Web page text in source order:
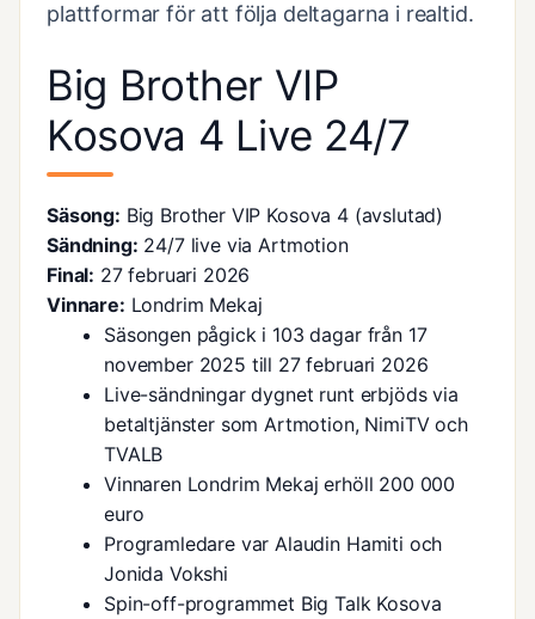
plattformar för att följa deltagarna i realtid.
Big Brother VIP
Kosova 4 Live 24/7
Säsong: Big Brother VIP Kosova 4 (avslutad)
Sändning: 24/7 live via Artmotion
Final: 27 februari 2026
Vinnare: Londrim Mekaj
Säsongen pågick i 103 dagar från 17
november 2025 till 27 februari 2026
Live-sändningar dygnet runt erbjöds via
betaltjänster som Artmotion, NimiTV och
TVALB
Vinnaren Londrim Mekaj erhöll 200 000
euro
Programledare var Alaudin Hamiti och
Jonida Vokshi
Spin-off-programmet Big Talk Kosova